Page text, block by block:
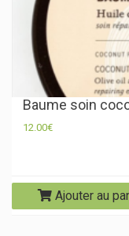
Baume soin
12.00€
Ajouter au